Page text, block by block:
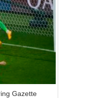
Gazette